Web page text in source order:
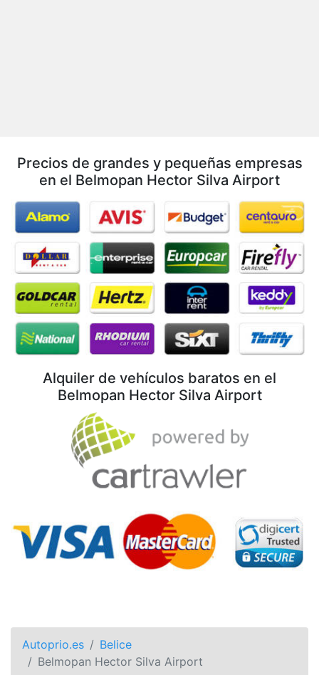
Precios de grandes y pequeñas empresas
en el Belmopan Hector Silva Airport
Alquiler de vehículos baratos en el
Belmopan Hector Silva Airport
Autoprio.es
Belice
Belmopan Hector Silva Airport